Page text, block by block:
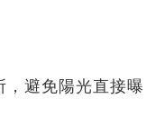
，避免陽光直接曝